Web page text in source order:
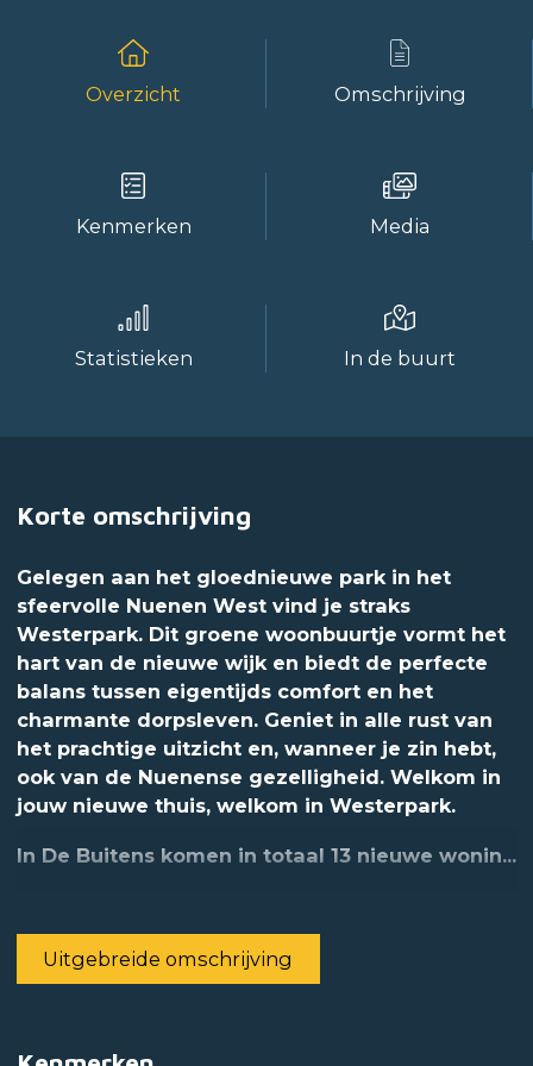
Overzicht Omschrijving
Kenmerken Media
Statistieken In de buurt
Korte omschrijving
Gelegen aan het gloednieuwe park in het
sfeervolle Nuenen West vind je straks
Westerpark. Dit groene woonbuurtje vormt het
hart van de nieuwe wijk en biedt de perfecte
balans tussen eigentijds comfort en het
charmante dorpsleven. Geniet in alle rust van
het prachtige uitzicht en, wanneer je zin hebt,
ook van de Nuenense gezelligheid. Welkom in
jouw nieuwe thuis, welkom in Westerpark.
In De Buitens komen in totaal 13 nieuwe wonin...
Uitgebreide omschrijving